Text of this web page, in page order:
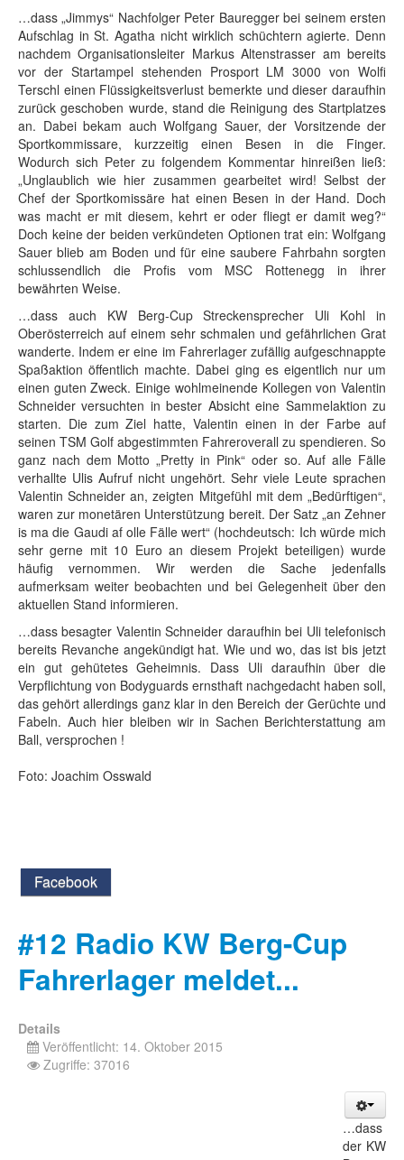
…dass „Jimmys“ Nachfolger Peter Bauregger bei seinem ersten
Aufschlag in St. Agatha nicht wirklich schüchtern agierte. Denn
nachdem Organisationsleiter Markus Altenstrasser am bereits
vor der Startampel stehenden Prosport LM 3000 von Wolfi
Terschl einen Flüssigkeitsverlust bemerkte und dieser daraufhin
zurück geschoben wurde, stand die Reinigung des Startplatzes
an. Dabei bekam auch Wolfgang Sauer, der Vorsitzende der
Sportkommissare, kurzzeitig einen Besen in die Finger.
Wodurch sich Peter zu folgendem Kommentar hinreißen ließ:
„Unglaublich wie hier zusammen gearbeitet wird! Selbst der
Chef der Sportkomissäre hat einen Besen in der Hand. Doch
was macht er mit diesem, kehrt er oder fliegt er damit weg?“
Doch keine der beiden verkündeten Optionen trat ein: Wolfgang
Sauer blieb am Boden und für eine saubere Fahrbahn sorgten
schlussendlich die Profis vom MSC Rottenegg in ihrer
bewährten Weise.
…dass auch KW Berg-Cup Streckensprecher Uli Kohl in
Oberösterreich auf einem sehr schmalen und gefährlichen Grat
wanderte. Indem er eine im Fahrerlager zufällig aufgeschnappte
Spaßaktion öffentlich machte. Dabei ging es eigentlich nur um
einen guten Zweck. Einige wohlmeinende Kollegen von Valentin
Schneider versuchten in bester Absicht eine Sammelaktion zu
starten. Die zum Ziel hatte, Valentin einen in der Farbe auf
seinen TSM Golf abgestimmten Fahreroverall zu spendieren. So
ganz nach dem Motto „Pretty in Pink“ oder so. Auf alle Fälle
verhallte Ulis Aufruf nicht ungehört. Sehr viele Leute sprachen
Valentin Schneider an, zeigten Mitgefühl mit dem „Bedürftigen“,
waren zur monetären Unterstützung bereit. Der Satz „an Zehner
is ma die Gaudi af olle Fälle wert“ (hochdeutsch: Ich würde mich
sehr gerne mit 10 Euro an diesem Projekt beteiligen) wurde
häufig vernommen. Wir werden die Sache jedenfalls
aufmerksam weiter beobachten und bei Gelegenheit über den
aktuellen Stand informieren.
…dass besagter Valentin Schneider daraufhin bei Uli telefonisch
bereits Revanche angekündigt hat. Wie und wo, das ist bis jetzt
ein gut gehütetes Geheimnis. Dass Uli daraufhin über die
Verpflichtung von Bodyguards ernsthaft nachgedacht haben soll,
das gehört allerdings ganz klar in den Bereich der Gerüchte und
Fabeln. Auch hier bleiben wir in Sachen Berichterstattung am
Ball, versprochen !
Foto: Joachim Osswald
Facebook
#12 Radio KW Berg-Cup
Fahrerlager meldet...
Details
Veröffentlicht: 14. Oktober 2015
Zugriffe: 37016
…dass
der KW